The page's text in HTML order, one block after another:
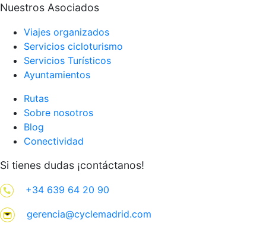
Nuestros Asociados
Viajes organizados
Servicios cicloturismo
Servicios Turísticos
Ayuntamientos
Rutas
Sobre nosotros
Blog
Conectividad
Si tienes dudas ¡contáctanos!
+34 639 64 20 90
gerencia@cyclemadrid.com